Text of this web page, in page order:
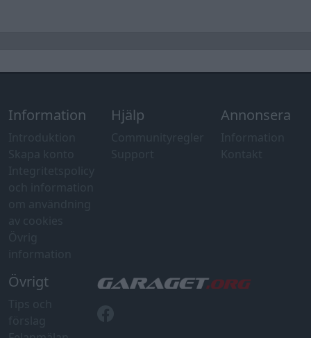
Information Hjälp Annonsera
Övrigt